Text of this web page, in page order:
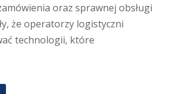
oraz sprawnej obsługi
że operatorzy logistyczni
technologii, które